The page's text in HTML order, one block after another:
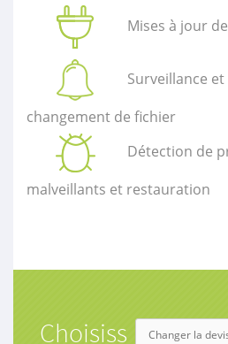
Mises à jour
Surveillance
changement de fichier
Détection de
malveillants et restauration
Choisiss